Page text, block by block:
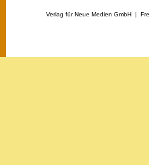
Verlag für Neue Medien GmbH |